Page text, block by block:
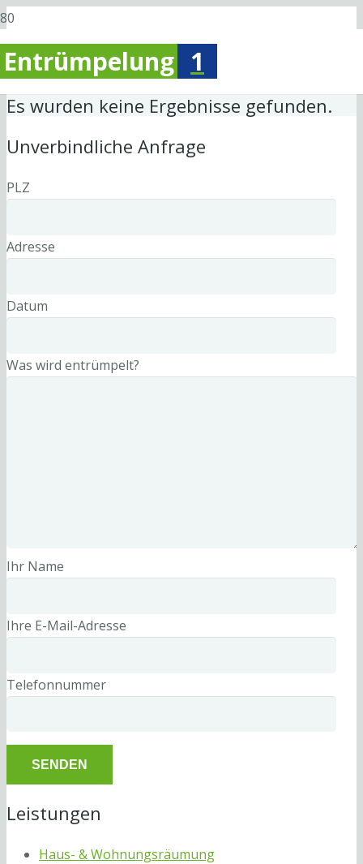
Entrümpelung 1
Es wurden keine Ergebnisse gefunden.
Unverbindliche Anfrage
PLZ
Adresse
Datum
Was wird entrümpelt?
Ihr Name
Ihre E-Mail-Adresse
Telefonnummer
Leistungen
Haus- & Wohnungsräumung